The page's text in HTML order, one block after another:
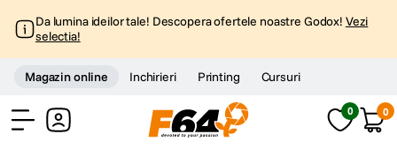
Da lumina ideilor tale! Descopera ofertele noastre Godox! Vezi
selectia!
Magazin online Inchirieri Printing Cursuri
0 0